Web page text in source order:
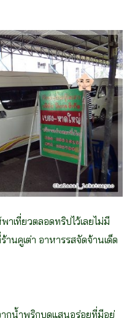
าเที่ยวตลอดทริปไว้เลยไม่มี
นคูเต่า อาหารรสจัดจ้านเด็ด
กน้ำพริกบูดูแสนอร่อยที่มีอยู่